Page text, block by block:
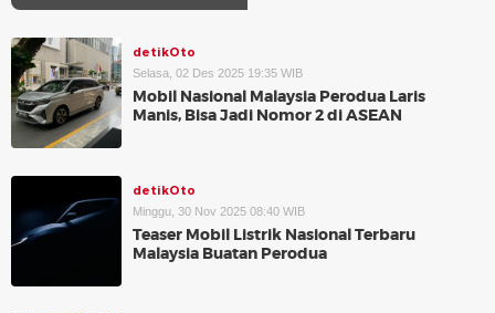
detikOto
Selasa, 02 Des 2025 19:35 WIB
Mobil Nasional Malaysia Perodua Laris
Manis, Bisa Jadi Nomor 2 di ASEAN
detikOto
Minggu, 30 Nov 2025 08:40 WIB
Teaser Mobil Listrik Nasional Terbaru
Malaysia Buatan Perodua